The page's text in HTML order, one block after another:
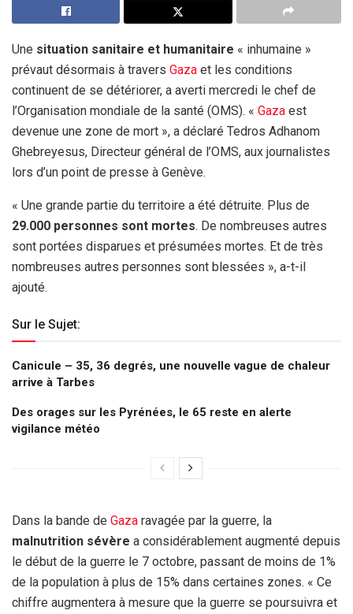
Une situation sanitaire et humanitaire « inhumaine »
prévaut désormais à travers Gaza et les conditions
continuent de se détériorer, a averti mercredi le chef de
l’Organisation mondiale de la santé (OMS). « Gaza est
devenue une zone de mort », a déclaré Tedros Adhanom
Ghebreyesus, Directeur général de l’OMS, aux journalistes
lors d’un point de presse à Genève.
« Une grande partie du territoire a été détruite. Plus de
29.000 personnes sont mortes. De nombreuses autres
sont portées disparues et présumées mortes. Et de très
nombreuses autres personnes sont blessées », a-t-il
ajouté.
Sur le Sujet:
Canicule – 35, 36 degrés, une nouvelle vague de chaleur
arrive à Tarbes
Des orages sur les Pyrénées, le 65 reste en alerte
vigilance météo
Dans la bande de Gaza ravagée par la guerre, la
malnutrition sévère a considérablement augmenté depuis
le début de la guerre le 7 octobre, passant de moins de 1%
de la population à plus de 15% dans certaines zones. « Ce
chiffre augmentera à mesure que la guerre se poursuivra et